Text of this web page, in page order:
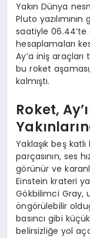
Yakın Dünya
Pluto
saatiyle
hesaplamaları
Ay’a iniş araçları
bu roket
kalmıştı.
Roket,
Yaklaşık beş
parçasının, ses
görünür ve
Einstein krateri
Gökbilimci Gray,
öngörülebilir
basıncı gibi
belirsizliğe yol